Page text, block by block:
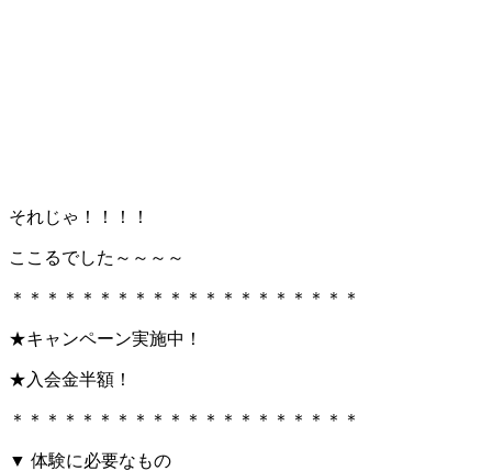
それじゃ！！！！
ここるでした～～～～
＊＊＊＊＊＊＊＊＊＊＊＊＊＊＊＊＊＊＊＊
★キャンペーン実施中！
★入会金半額！
＊＊＊＊＊＊＊＊＊＊＊＊＊＊＊＊＊＊＊＊
▼ 体験に必要なもの